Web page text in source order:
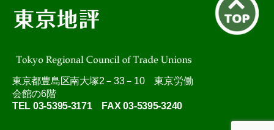
東京都豊島区南大塚2－33－10 東京労働
会館の6階
TEL 03-5395-3171 FAX 03-5395-3240